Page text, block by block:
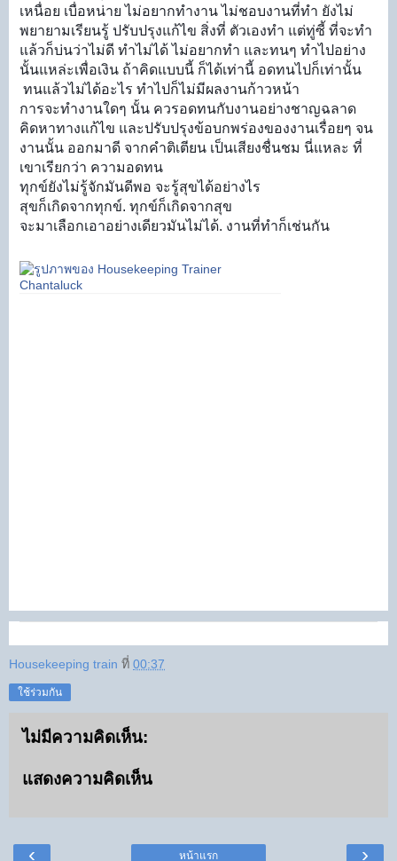
เหนื่อย เบื่อหน่าย ไม่อยากทำงาน ไม่ชอบงานที่ทำ ยังไม่
พยายามเรียนรู้ ปรับปรุงแก้ไข สิ่งที่ ตัวเองทำ แต่ทู่ซี้ ที่จะทำ
แล้วก็บ่นว่าไม่ดี ทำไม่ได้ ไม่อยากทำ และทนๆ ทำไปอย่าง
นั้นแหล่ะเพื่อเงิน ถ้าคิดแบบนี้ ก็ได้เท่านี้ อดทนไปก็เท่านั้น
ทนแล้วไม่ได้อะไร ทำไปก็ไม่มีผลงานก้าวหน้า
การจะทำงานใดๆ นั้น ควรอดทนกับงานอย่างชาญฉลาด
คิดหาทางแก้ไข และปรับปรุงข้อบกพร่องของงานเรื่อยๆ จน
งานนั้น ออกมาดี จากคำติเตียน เป็นเสียงชื่นชม นี่แหละ ที่
เขาเรียกว่า ความอดทน
ทุกข์ยังไม่รู้จักมันดีพอ จะรู้สุขได้อย่างไร
สุขก็เกิดจากทุกข์. ทุกข์ก็เกิดจากสุข
จะมาเลือกเอาอย่างเดียวมันไม่ได้. งานที่ทำก็เช่นกัน
Housekeeping train ที่ 00:37
ใช้ร่วมกัน
ไม่มีความคิดเห็น:
แสดงความคิดเห็น
‹ ›
หน้าแรก